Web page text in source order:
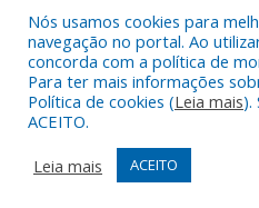
Todos os direitos reservados a
Mapa do Site
Acessar Área
Acessar Webmail
Nós usamos cookies para
navegação no portal. Ao
concorda com a política de
Para ter mais informações
Política de cookies (Leia mais).
ACEITO.
Leia mais
ACEITO